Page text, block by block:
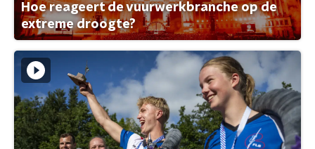
Hoe reageert de vuurwerkbranche op de
extreme droogte?